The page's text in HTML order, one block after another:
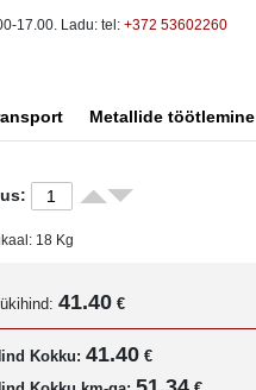
17.00. Ladu: tel: +372 53602260
Metallide töötlemine
18Kg
41.40 €
Kokku: 41.40 €